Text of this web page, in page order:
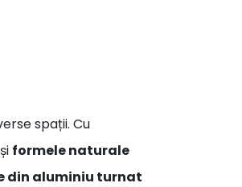
spații. Cu
și formele naturale
din aluminiu turnat